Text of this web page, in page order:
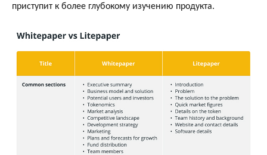
приступит к более глубокому изучению продукта.